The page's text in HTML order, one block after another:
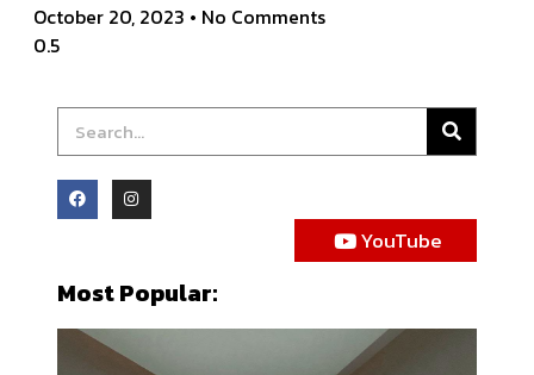
October 20, 2023
No Comments
YouTube
Most Popular: